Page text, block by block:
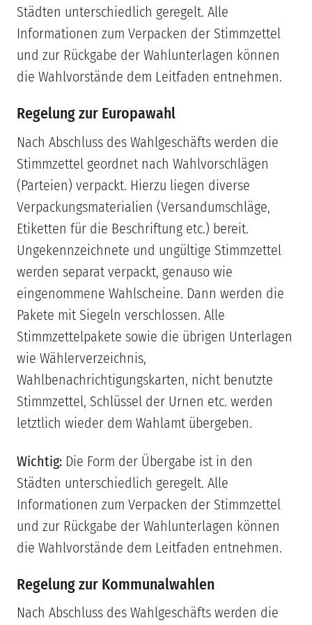
Städten unterschiedlich geregelt. Alle
Informationen zum Verpacken der Stimmzettel
und zur Rückgabe der Wahlunterlagen können
die Wahlvorstände dem Leitfaden entnehmen.
Regelung zur Europawahl
Nach Abschluss des Wahlgeschäfts werden die
Stimmzettel geordnet nach Wahlvorschlägen
(Parteien) verpackt. Hierzu liegen diverse
Verpackungsmaterialien (Versandumschläge,
Etiketten für die Beschriftung etc.) bereit.
Ungekennzeichnete und ungültige Stimmzettel
werden separat verpackt, genauso wie
eingenommene Wahlscheine. Dann werden die
Pakete mit Siegeln verschlossen. Alle
Stimmzettelpakete sowie die übrigen Unterlagen
wie Wählerverzeichnis,
Wahlbenachrichtigungskarten, nicht benutzte
Stimmzettel, Schlüssel der Urnen etc. werden
letztlich wieder dem Wahlamt übergeben.
Wichtig: Die Form der Übergabe ist in den
Städten unterschiedlich geregelt. Alle
Informationen zum Verpacken der Stimmzettel
und zur Rückgabe der Wahlunterlagen können
die Wahlvorstände dem Leitfaden entnehmen.
Regelung zur Kommunalwahlen
Nach Abschluss des Wahlgeschäfts werden die